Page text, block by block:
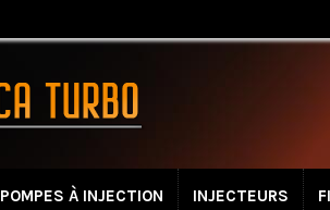
POMPES À INJECTION INJECTEURS